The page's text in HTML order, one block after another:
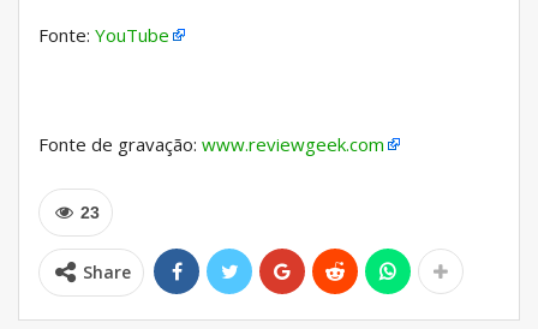
Fonte: YouTube
Fonte de gravação: www.reviewgeek.com
23
Share